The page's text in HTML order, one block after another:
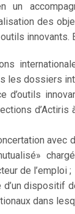
un
des
innovants.
les dossiers
d’outils
d’Actiris
avec
de l’emploi ;
dispositif
dans